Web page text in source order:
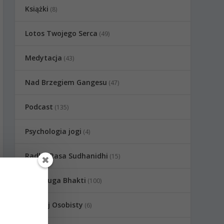
Książki (8)
Lotos Twojego Serca (49)
Medytacja (43)
Nad Brzegiem Gangesu (47)
Podcast (135)
Psychologia jogi (4)
Radha Rasa Sudhanidhi (15)
Raganuga Bhakti (100)
Rozwój Osobisty (6)